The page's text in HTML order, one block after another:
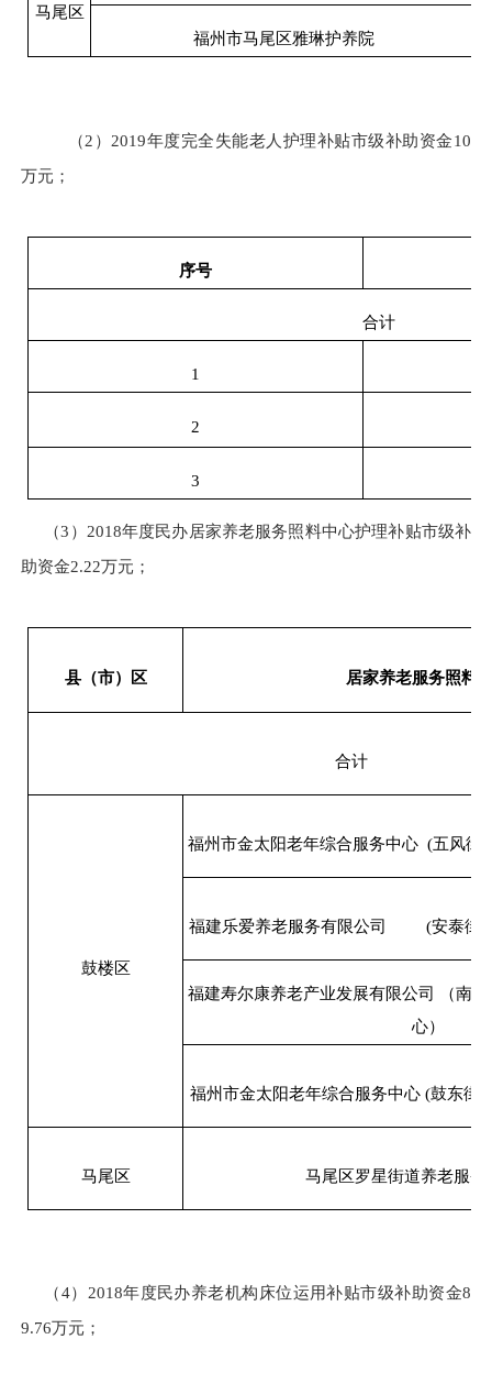
马尾区
福州市马尾区雅琳护养院
（2）2019年度完全失能老人护理补贴市级补助资金10
万元；
序号
合计
1
2
3
（3）2018年度民办居家养老服务照料中心护理补贴市级补
助资金2.22万元；
县（市）区 居家养老服务照料
合计
鼓楼区
福州市金太阳老年综合服务中心 (五风街
福建乐爱养老服务有限公司 (安泰街道
福建寿尔康养老产业发展有限公司 （南
心）
福州市金太阳老年综合服务中心 (鼓东街
马尾区 马尾区罗星街道养老服务
（4）2018年度民办养老机构床位运用补贴市级补助资金8
9.76万元；